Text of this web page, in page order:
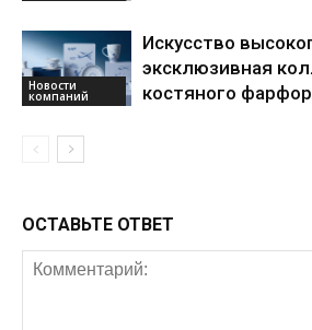
Новости
компаний
Искусство
эксклюзивная
костяного
ОСТАВЬТЕ ОТВЕТ